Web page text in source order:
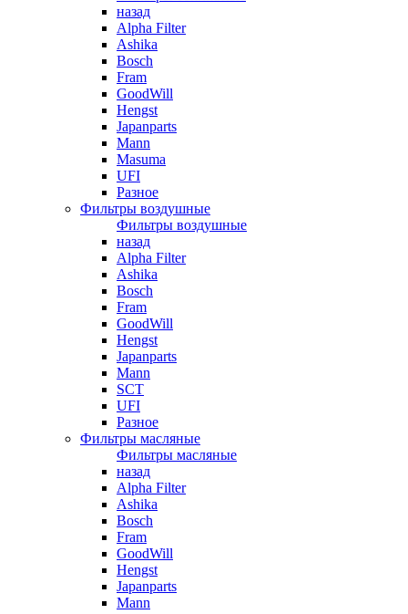
назад
Alpha Filter
Ashika
Bosch
Fram
GoodWill
Hengst
Japanparts
Mann
Masuma
UFI
Разное
Фильтры воздушные
Фильтры воздушные
назад
Alpha Filter
Ashika
Bosch
Fram
GoodWill
Hengst
Japanparts
Mann
SCT
UFI
Разное
Фильтры масляные
Фильтры масляные
назад
Alpha Filter
Ashika
Bosch
Fram
GoodWill
Hengst
Japanparts
Mann